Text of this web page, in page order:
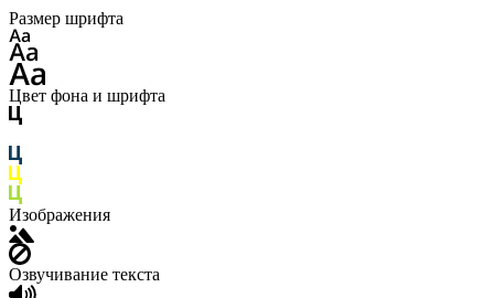
Размер шрифта
Цвет фона и шрифта
Изображения
Озвучивание текста